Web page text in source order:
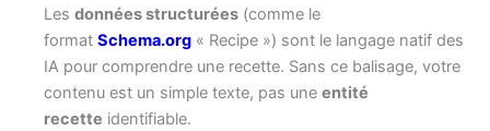
Les données structurées (comme le
format Schema.org « Recipe ») sont le langage natif des
IA pour comprendre une recette. Sans ce balisage, votre
contenu est un simple texte, pas une entité
recette identifiable.